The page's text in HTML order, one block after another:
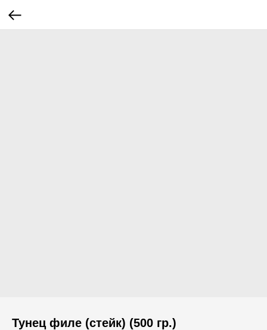
Тунец филе (стейк) (500 гр.)